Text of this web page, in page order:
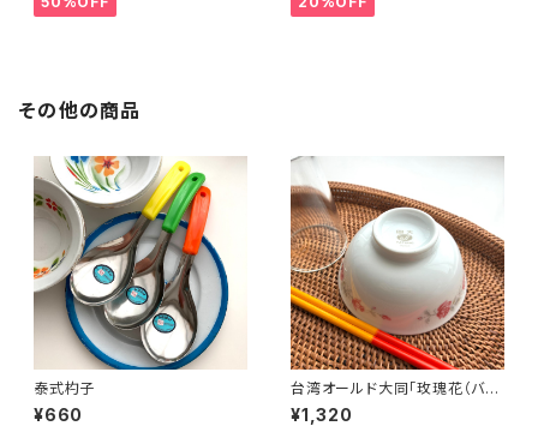
その他の商品
泰式杓子
¥660
台湾オールド大同「玫瑰花（バ
ラ）柄」日式碗
¥1,320